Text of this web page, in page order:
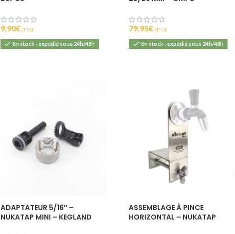
9,90€(T.T.C).
En stock - expédié sous 24h/48h
79,95€ (T.T.C).
En stock - expédié sous 24h/48h
ADAPTATEUR 5/16″ –
NUKATAP MINI – KEGLAND
ASSEMBLAGE À PINCE
HORIZONTAL – NUKATAP